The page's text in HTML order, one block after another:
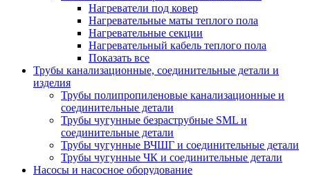
Нагреватели под ковер
Нагревательные маты теплого пола
Нагревательные секции
Нагревательный кабель теплого пола
Показать все
Трубы канализационные, соединительные детали и
изделия
Трубы полипропиленовые канализационные и
соединительные детали
Трубы чугунные безраструбные SML и
соединительные детали
Трубы чугунные ВЧШГ и соединительные детали
Трубы чугунные ЧК и соединительные детали
Насосы и насосное оборудование